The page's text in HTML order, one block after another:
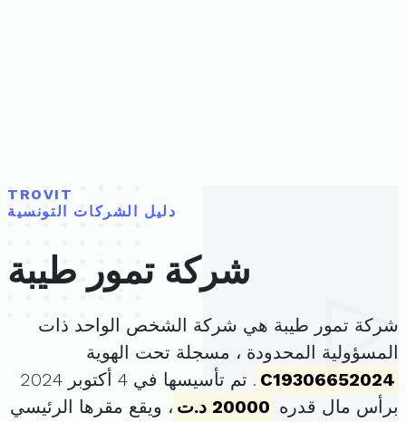
TROVIT
دليل الشركات التونسية
شركة تمور طيبة
شركة تمور طيبة هي شركة الشخص الواحد ذات
المسؤولية المحدودة ، مسجلة تحت الهوية
C19306652024
. تم تأسيسها في 4 أكتوبر 2024
برأس مال قدره 20000 د.ت
، ويقع مقرها الرئيسي